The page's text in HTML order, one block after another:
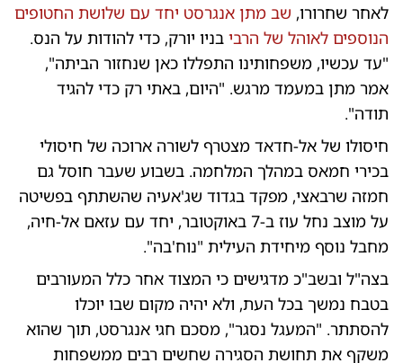
לאחר שחרורו, שב מתן אנגרסט יחד עם שלושת החטופים
הנוספים לאוהל של הרבי בניו יורק, כדי להודות על הנס.
"עד עכשיו, משפחותינו התפללו כאן שנחזור הביתה",
אמר מתן במעמד מרגש. "היום, באתי רק כדי להגיד
תודה".
חיסולו של אל-חדאד מצטרף לשורה ארוכה של חיסולי
בכירי חמאס במהלך המלחמה. בשבוע שעבר חוסל גם
חמזה שרבאצי, מפקד בגדוד שג'אעיה שהשתתף בפשיטה
על מוצב נחל עוז ב-7 באוקטובר, יחד עם עזאם אל-חיה,
מחבל נוסף מיחידת העילית "נוח'בה".
בצה"ל ובשב"כ מדגישים כי המצוד אחר כלל המעורבים
בטבח נמשך בכל העת, ולא יהיה מקום שבו יוכלו
להסתתר. "המעגל נסגר", מסכם חגי אנגרסט, תוך שהוא
משקף את תחושת הסגירה שחשים רבים ממשפחות